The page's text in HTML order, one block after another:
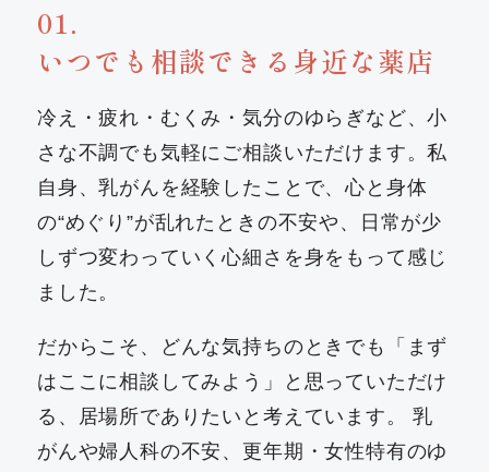
01．
いつでも相談できる身近な薬店
冷え・疲れ・むくみ・気分のゆらぎなど、小
さな不調でも気軽にご相談いただけます。私
自身、乳がんを経験したことで、心と身体
の“めぐり”が乱れたときの不安や、日常が少
しずつ変わっていく心細さを身をもって感じ
ました。
だからこそ、どんな気持ちのときでも「まず
はここに相談してみよう」と思っていただけ
る、居場所でありたいと考えています。 乳
がんや婦人科の不安、更年期・女性特有のゆ